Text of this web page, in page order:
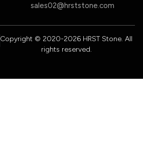
sales02@hrststone.com
Copyright © 2020-2026 HRST Stone. All
rights reserved.